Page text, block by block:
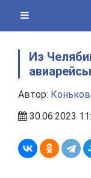
content
Из
Автор:
30.06.2023